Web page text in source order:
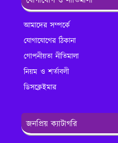
আমাদের সম্পর্কে
যোগাযোগের ঠিকানা
গোপনীয়তা নীতিমালা
নিয়ম ও শর্তাবলী
ডিসক্লেইমার
জনপ্রিয় ক্যাটাগরি